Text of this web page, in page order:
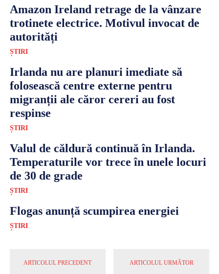
Amazon Ireland retrage de la vânzare
trotinete electrice. Motivul invocat de
autorități
ȘTIRI
Irlanda nu are planuri imediate să
folosească centre externe pentru
migranții ale căror cereri au fost
respinse
ȘTIRI
Valul de căldură continuă în Irlanda.
Temperaturile vor trece în unele locuri
de 30 de grade
ȘTIRI
Flogas anunță scumpirea energiei
ȘTIRI
ARTICOLUL PRECEDENT ARTICOLUL URMĂTOR